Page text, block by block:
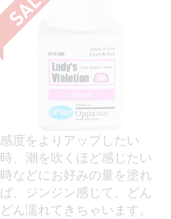
感度をよりアップしたい
時、潮を吹くほど感じたい
時などにお好みの量を塗れ
ば、ジンジン感じて、どん
どん濡れてきちゃいます。